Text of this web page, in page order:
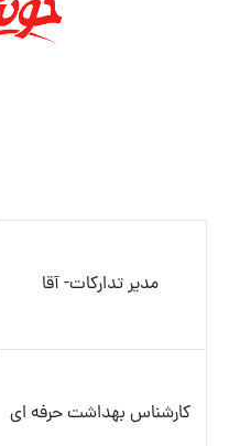
مدیر تدارکات- آقا
کارشناس بهداشت حرفه ای